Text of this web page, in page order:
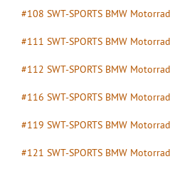
#108 SWT-SPORTS BMW
#111 SWT-SPORTS BMW
#112 SWT-SPORTS BMW
#116 SWT-SPORTS BMW
#119 SWT-SPORTS BMW
#121 SWT-SPORTS BMW